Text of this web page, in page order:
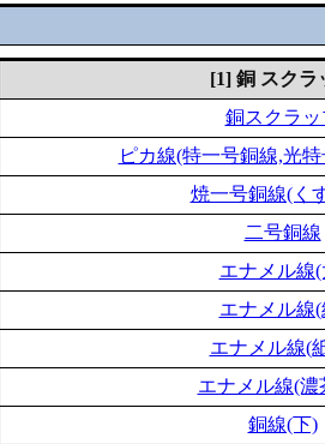
[1] 銅 スクラ
銅スクラッ
ピカ線(特一号銅線,光
焼一号銅線(く
二号銅線
エナメル線(
エナメル線(
エナメル線(
エナメル線(濃
銅線(下)